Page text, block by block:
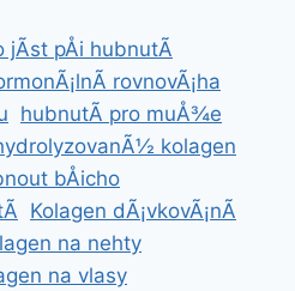
jÃ­st pÅi hubnutÃ­
rovnovÃ¡ha
hubnutÃ­ pro muÅ¾e
kolagen
bÅicho
Kolagen dÃ¡vkovÃ¡nÃ­
na nehty
na vlasy